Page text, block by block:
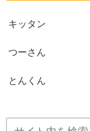
キッタン
つーさん
とんくん